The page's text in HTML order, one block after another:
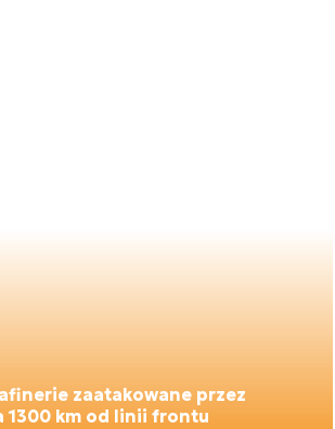
zaatakowane przez
1300 km od linii frontu